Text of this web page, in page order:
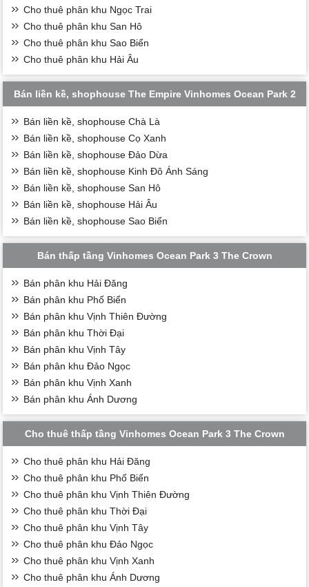
Cho thuê phân khu Ngọc Trai
Cho thuê phân khu San Hô
Cho thuê phân khu Sao Biển
Cho thuê phân khu Hải Âu
Bán liền kề, shophouse The Empire Vinhomes Ocean Park 2
Bán liền kề, shophouse Chà Là
Bán liền kề, shophouse Cọ Xanh
Bán liền kề, shophouse Đảo Dừa
Bán liền kề, shophouse Kinh Đô Ánh Sáng
Bán liền kề, shophouse San Hô
Bán liền kề, shophouse Hải Âu
Bán liền kề, shophouse Sao Biển
Bán thấp tầng Vinhomes Ocean Park 3 The Crown
Bán phân khu Hải Đăng
Bán phân khu Phố Biển
Bán phân khu Vịnh Thiên Đường
Bán phân khu Thời Đại
Bán phân khu Vịnh Tây
Bán phân khu Đảo Ngọc
Bán phân khu Vịnh Xanh
Bán phân khu Ánh Dương
Cho thuê thấp tầng Vinhomes Ocean Park 3 The Crown
Cho thuê phân khu Hải Đăng
Cho thuê phân khu Phố Biển
Cho thuê phân khu Vịnh Thiên Đường
Cho thuê phân khu Thời Đại
Cho thuê phân khu Vịnh Tây
Cho thuê phân khu Đảo Ngọc
Cho thuê phân khu Vịnh Xanh
Cho thuê phân khu Ánh Dương